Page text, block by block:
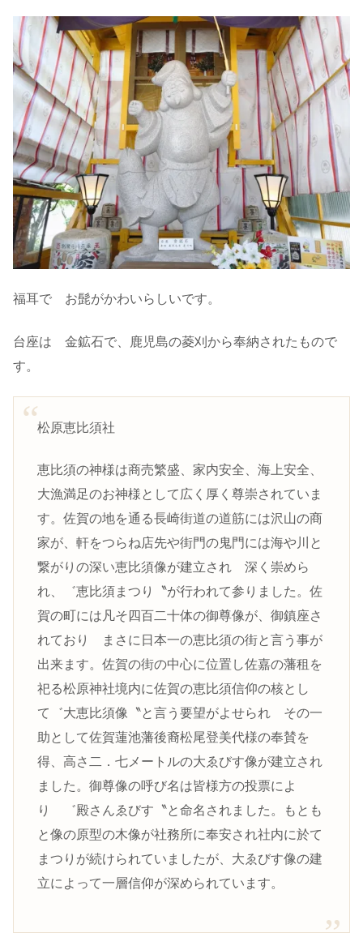
福耳で お髭がかわいらしいです。
台座は 金鉱石で、鹿児島の菱刈から奉納されたもので
す。
松原恵比須社
恵比須の神様は商売繁盛、家内安全、海上安全、
大漁満足のお神様として広く厚く尊崇されていま
す。佐賀の地を通る長崎街道の道筋には沢山の商
家が、軒をつらね店先や街門の鬼門には海や川と
繋がりの深い恵比須像が建立され 深く崇めら
れ、゛恵比須まつり〝が行われて参りました。佐
賀の町には凡そ四百二十体の御尊像が、御鎮座さ
れており まさに日本一の恵比須の街と言う事が
出来ます。佐賀の街の中心に位置し佐嘉の藩租を
祀る松原神社境内に佐賀の恵比須信仰の核とし
て゛大恵比須像〝と言う要望がよせられ その一
助として佐賀蓮池藩後裔松尾登美代様の奉賛を
得、高さ二．七メートルの大ゑびす像が建立され
ました。御尊像の呼び名は皆様方の投票によ
り ゛殿さんゑびす〝と命名されました。もとも
と像の原型の木像が社務所に奉安され社内に於て
まつりが続けられていましたが、大ゑびす像の建
立によって一層信仰が深められています。